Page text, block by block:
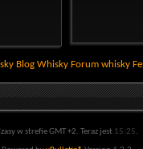
Blog Whisky Forum whisky
w strefie GMT +2. Teraz jest 15:25.